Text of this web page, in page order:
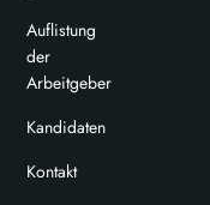
Auflistung
der
Arbeitgeber
Kandidaten
Kontakt